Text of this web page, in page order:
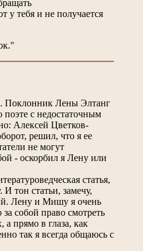
у тебя и не получается
Поклонник Лены Элтанг
поэте с недостаточным
Алексей Цветков-
решил, что я ее
не могут
- оскорбил я Лену или
статья,
тон статьи, замечу,
Лену и Мишу я очень
собой право смотреть
а прямо в глаза, как
так я всегда общаюсь с